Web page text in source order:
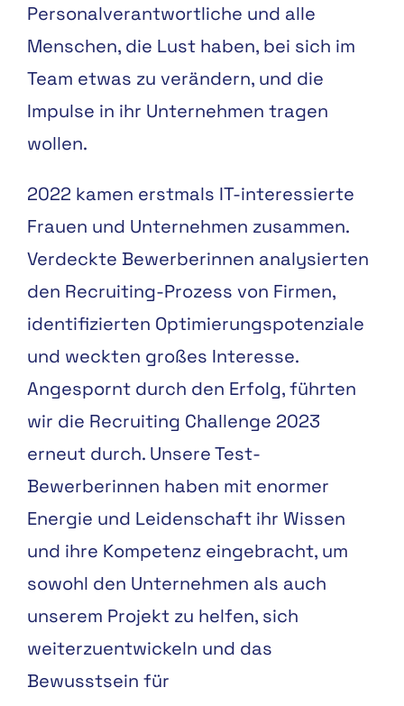
Personalverantwortliche und alle
Menschen, die Lust haben, bei sich im
Team etwas zu verändern, und die
Impulse in ihr Unternehmen tragen
wollen.
2022 kamen erstmals IT-interessierte
Frauen und Unternehmen zusammen.
Verdeckte Bewerberinnen analysierten
den Recruiting-Prozess von Firmen,
identifizierten Optimierungspotenziale
und weckten großes Interesse.
Angespornt durch den Erfolg, führten
wir die Recruiting Challenge 2023
erneut durch. Unsere Test-
Bewerberinnen haben mit enormer
Energie und Leidenschaft ihr Wissen
und ihre Kompetenz eingebracht, um
sowohl den Unternehmen als auch
unserem Projekt zu helfen, sich
weiterzuentwickeln und das
Bewusstsein für